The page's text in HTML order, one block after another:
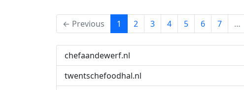
← Previous 1 (current)
2 3 4 5 6 7 …
chefaandewerf.nl
twentschefoodhal.nl